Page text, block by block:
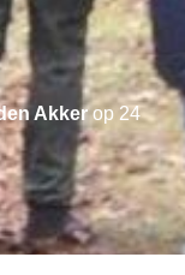
Akkerop 24